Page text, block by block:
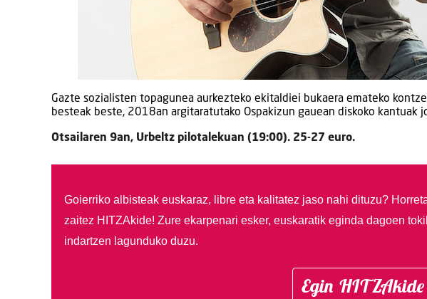
Gazte sozialisten topagunea aurkezteko ekitaldiei bukaera emateko
besteak beste, 2018an argitaratutako Ospakizun gauean diskoko kantuak
Otsailaren 9an, Urbeltz pilotalekuan (19:00). 25-27 euro.
Goierriko albisteak euskaraz, libre eta kalitatez jaso nahi dituzu?
zaitez HITZAkide! Zure ekarpenari esker, euskaratik eginda dagoen
indartzen lagunduko duzu.
Egin HITZAkide